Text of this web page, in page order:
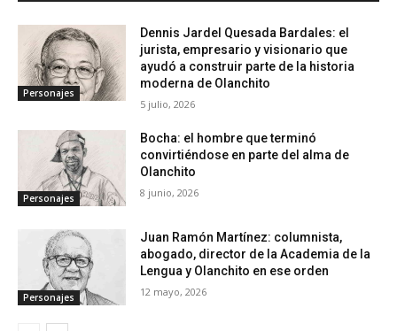
Personajes
Dennis Jardel Quesada Bardales: el
jurista, empresario y visionario que
ayudó a construir parte de la historia
moderna de Olanchito
5 julio, 2026
Personajes
Bocha: el hombre que terminó
convirtiéndose en parte del alma de
Olanchito
8 junio, 2026
Personajes
Juan Ramón Martínez: columnista,
abogado, director de la Academia de la
Lengua y Olanchito en ese orden
12 mayo, 2026